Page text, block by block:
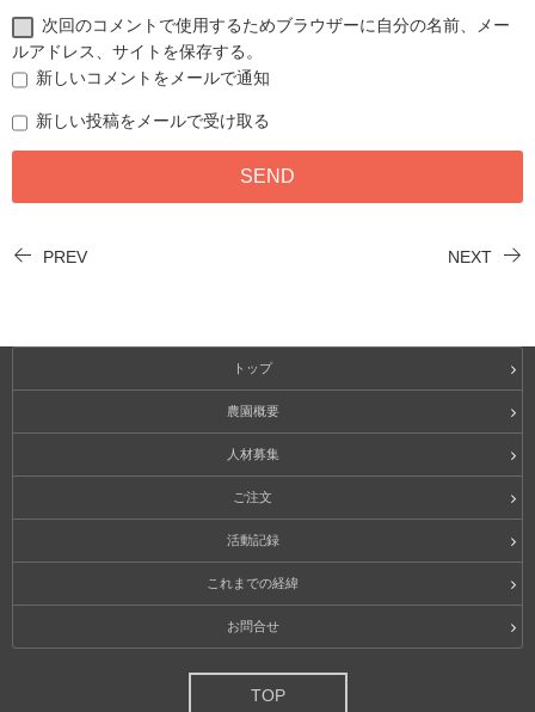
次回のコメントで使用するためブラウザーに自分の名前、メー
ルアドレス、サイトを保存する。
新しいコメントをメールで通知
新しい投稿をメールで受け取る
PREV NEXT
トップ
農園概要
人材募集
ご注文
活動記録
これまでの経緯
お問合せ
TOP